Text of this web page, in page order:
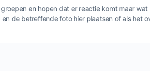
en hopen dat er reactie komt maar
de betreffende foto hier plaatsen of als het